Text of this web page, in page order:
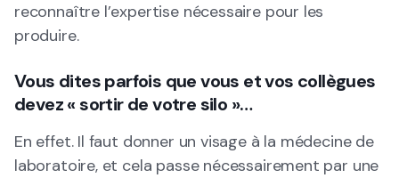
reconnaître l’expertise nécessaire pour les
produire.
Vous dites parfois que vous et vos collègues
devez « sortir de votre silo »…
En effet. Il faut donner un visage à la médecine de
laboratoire, et cela passe nécessairement par une